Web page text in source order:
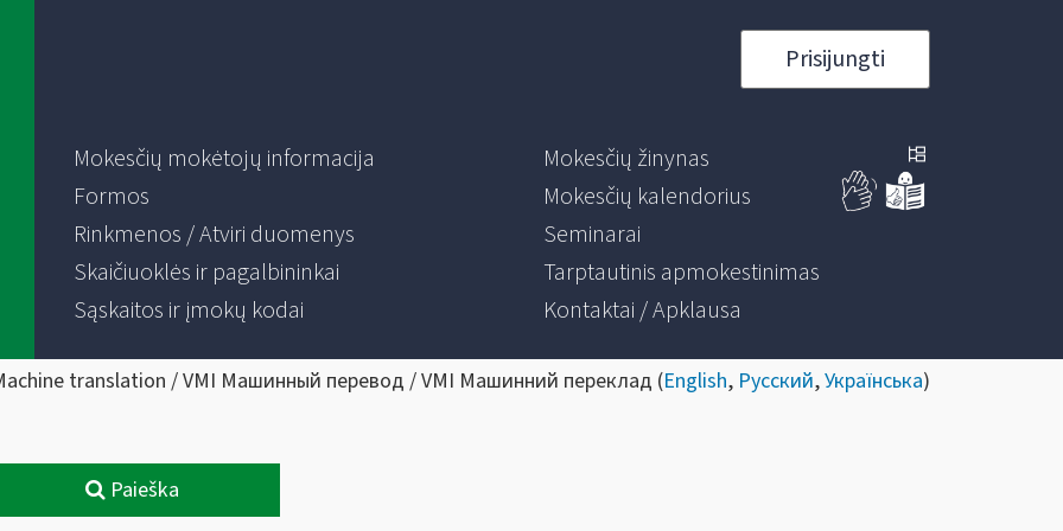
Prisijungti
Mokesčių mokėtojų informacija
Formos
Rinkmenos / Atviri duomenys
Skaičiuoklės ir pagalbininkai
Sąskaitos ir įmokų kodai
Mokesčių žinynas
Mokesčių kalendorius
Seminarai
Tarptautinis apmokestinimas
Kontaktai / Apklausa
translation / VMI Машинный перевод / VMI Машинний переклад (English, Русский,Українська)
Paieška